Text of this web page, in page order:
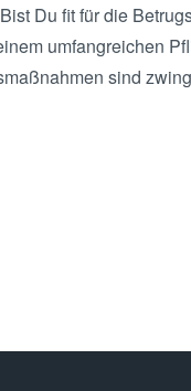
Du fit für die
umfangreichen
sind